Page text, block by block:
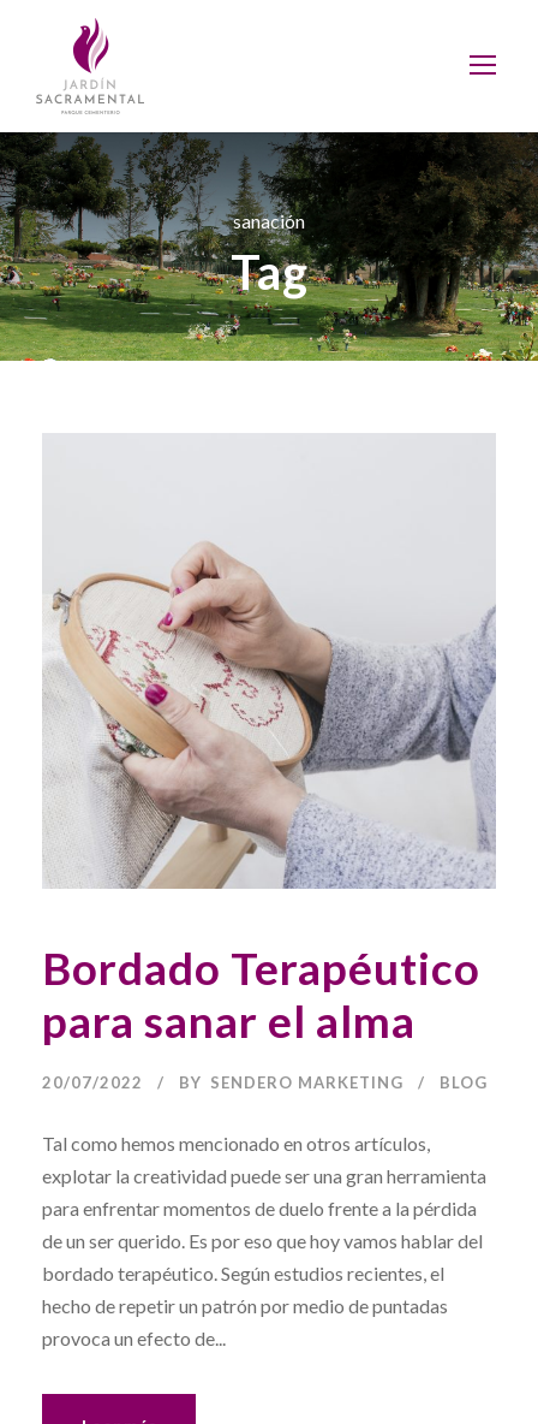
sanación
Tag
Bordado Terapéutico
para sanar el alma
20/07/2022 BY SENDERO MARKETING BLOG
Tal como hemos mencionado en otros artículos,
explotar la creatividad puede ser una gran herramienta
para enfrentar momentos de duelo frente a la pérdida
de un ser querido. Es por eso que hoy vamos hablar del
bordado terapéutico. Según estudios recientes, el
hecho de repetir un patrón por medio de puntadas
provoca un efecto de...